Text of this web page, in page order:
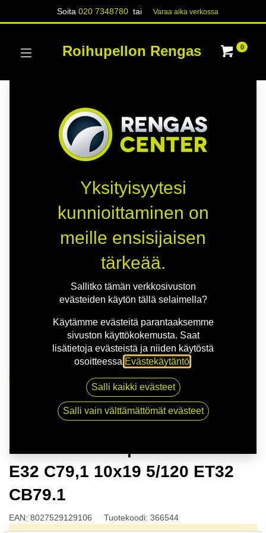
Soita020 7348780 tai Varaa aika verk​​​​ossa
Roihupellon Rengas 0
OZ HYPER GT | 10X19 5-120 E32 C79,1 10x19 5/120
ET32 CB79.1
E32 C79,1 10x19 5/120 ET32
CB79.1
EAN: 8027529129106 Tuotekoodi: 366544
Yksityisyytesi
kunnioittaminen on
meille ensisijaisen
tärkeää.
Sallitko tämän verkkosivuston
evästeiden käytön tällä selaimella?
Käytämme evästeitä parantaaksemme
sivuston käyttökokemusta. Saat
lisätietoja evästeistä ja niiden käytöstä
osoitteessa Evästekäytäntö
Salli kaikki evästeet
Salli vain välttämättömät evästeet